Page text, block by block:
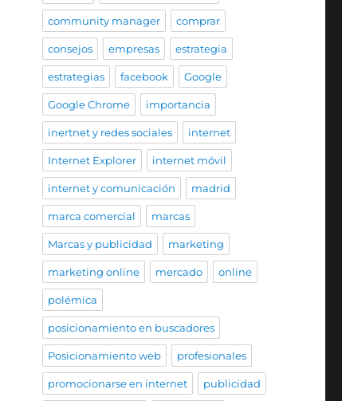
community manager comprar
consejos empresas estrategia
estrategias facebook Google
Google Chrome importancia
inertnet y redes sociales internet
Internet Explorer internet móvil
internet y comunicación madrid
marca comercial marcas
Marcas y publicidad marketing
marketing online mercado online
polémica
posicionamiento en buscadores
Posicionamiento web profesionales
promocionarse en internet publicidad